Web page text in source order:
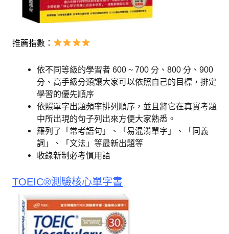
推薦指數：
依不同等級的學習者 600 ~ 700 分、800 分、900
分、高手級分類讓大家可以依照自己的目標，排定
學習的優先順序
依照單字出題頻率排列順序，並且將它在真實考題
中所出現的句子列出來方便大家熟悉。
羅列了「常考語句」、「易混淆單字」、「同義
詞」、「文法」等最新出題等
收錄新制必考慣用語
TOEIC®測驗核心單字書